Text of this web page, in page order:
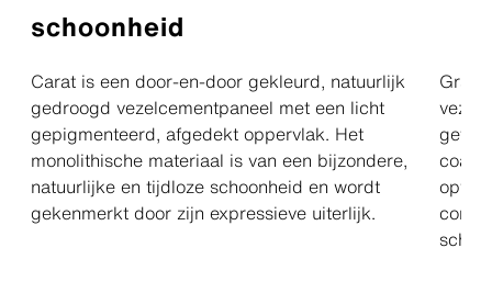
schoonheid
Carat is een door-en-door gekleurd, natuurlijk
gedroogd vezelcementpaneel met een licht
gepigmenteerd, afgedekt oppervlak. Het
monolithische materiaal is van een bijzondere,
natuurlijke en tijdloze schoonheid en wordt
gekenmerkt door zijn expressieve uiterlijk.